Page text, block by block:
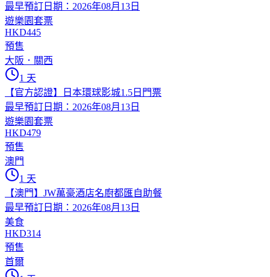
最早預訂日期：2026年08月13日
遊樂園套票
HKD445
預售
大阪．關西
1 天
【官方認證】日本環球影城1.5日門票
最早預訂日期：2026年08月13日
遊樂園套票
HKD479
預售
澳門
1 天
【澳門】JW萬豪酒店名廚都匯自助餐
最早預訂日期：2026年08月13日
美食
HKD314
預售
首爾